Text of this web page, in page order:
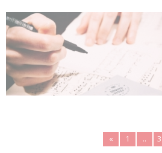
« 1 ..